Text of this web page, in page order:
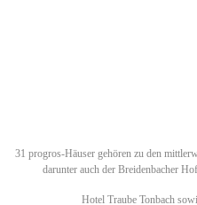
31 progros-Häuser gehören zu den
darunter auch der Breidenbacher
Hotel Traube Tonbach